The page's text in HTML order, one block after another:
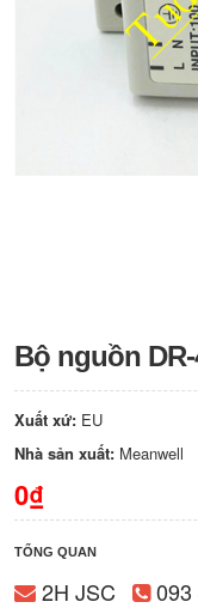
Bộ nguồn DR-
Xuất xứ: EU
Nhà sản xuất: Meanwell
0₫
TỔNG QUAN
2H JSC 093